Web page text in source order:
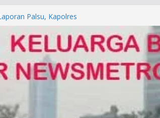
ke Mabes Polri
Palsu, Kapolres
PUNGLI SIM
Alam di Jawa Barat yang
KUHAP Baru 2026, Tegaskan
Dipidana
DENPASAR DAN
POLDA BALI DIDUGA